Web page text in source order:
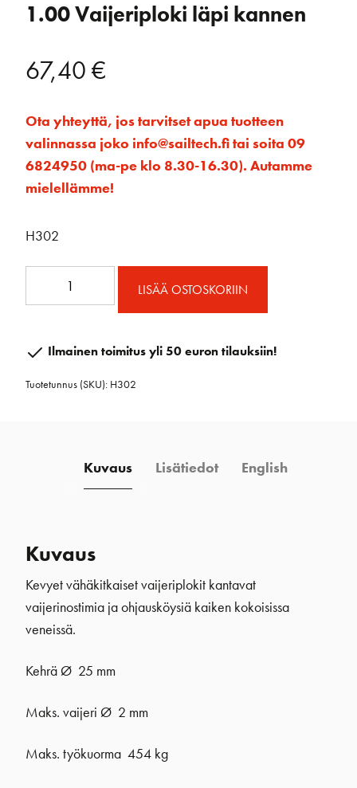
1.00 Vaijeriploki läpi kannen
67,40€
Ota yhteyttä, jos tarvitset apua tuotteen
valinnassa joko info@sailtech.fi tai soita 09
6824950 (ma-pe klo 8.30-16.30). Autamme
mielellämme!
H302
kannen
LISÄÄ OSTOSKORIIN
Ilmainen toimitus yli 50 euron tilauksiin!
Tuotetunnus (SKU): H302
Kuvaus Lisätiedot English
Kuvaus
Kevyet vähäkitkaiset vaijeriplokit kantavat
vaijerinostimia ja ohjausköysiä kaiken kokoisissa
veneissä.
Kehrä Ø 25 mm
Maks. vaijeri Ø 2 mm
Maks. työkuorma 454 kg